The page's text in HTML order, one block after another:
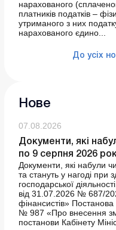
нарахованого
платників податків –
утриманого з них
нарахованого єдино...
До усіх
Нове
07.08.2026
Документи, які
по 9 серпня 2026
Документи, які набули
та стануть у нагоді при
господарської
від 31.07.2026 № 687/
фінансистів»
№ 987 «Про внесення
постанови Кабінету